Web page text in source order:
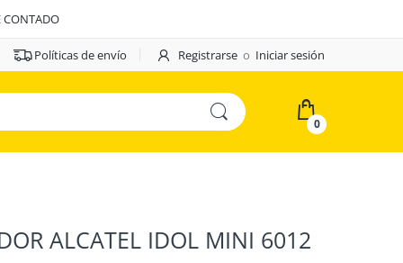
CONTADO
Políticas de envío Registrarse o Iniciar sesión
0
ALCATEL IDOL MINI 6012